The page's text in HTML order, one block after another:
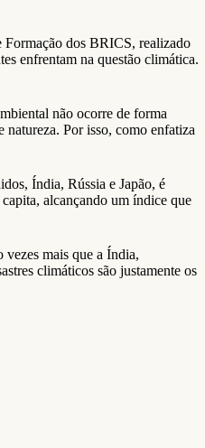
Formação dos BRICS, realizado
enfrentam na questão climática.
não ocorre de forma
natureza. Por isso, como enfatiza
Índia, Rússia e Japão, é
alcançando um índice que
mais que a Índia,
climáticos são justamente os